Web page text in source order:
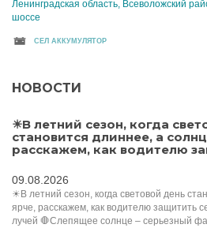
Ленинградская область, Всеволожский
шоссе
CЕЛ АККУМУЛЯТОР
НОВОСТИ
☀В летний сезон, когда
становится длиннее, а
расскажем, как водителю
09.08.2026
☀В летний сезон, когда световой день
ярче, расскажем, как водителю защитить
лучей 🛑Слепящее солнце – серьезный